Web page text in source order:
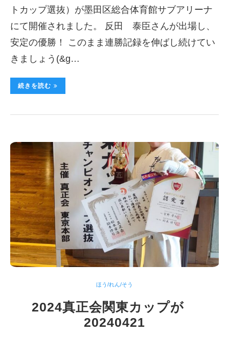
トカップ選抜）が墨田区総合体育館サブアリーナ
にて開催されました。 反田 泰臣さんが出場し、
安定の優勝！ このまま連勝記録を伸ばし続けてい
きましょう(&g…
続きを読む
ほう/れん/そう
2024真正会関東カップが
20240421